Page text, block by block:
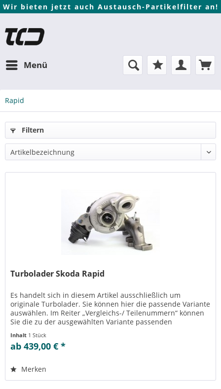
Wir bieten jetzt auch Austausch-Partikelfilter an!
Menü
Rapid
Filtern
Turbolader Skoda Rapid
Es handelt sich in diesem Artikel ausschließlich um
originale Turbolader. Sie können hier die passende Variante
auswählen. Im Reiter „Vergleichs-/ Teilenummern“ können
Sie die zu der ausgewählten Variante passenden
Inhalt 1 Stück
ab 439,00 € *
Merken